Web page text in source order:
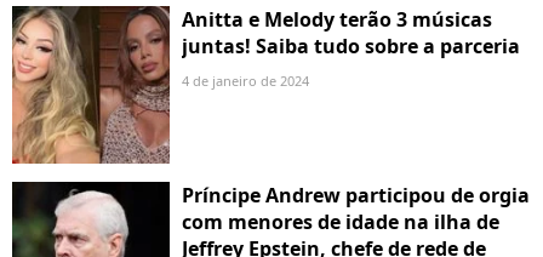
Anitta e Melody terão 3 músicas
juntas! Saiba tudo sobre a parceria
4 de janeiro de 2024
Príncipe Andrew participou de orgia
com menores de idade na ilha de
Jeffrey Epstein, chefe de rede de